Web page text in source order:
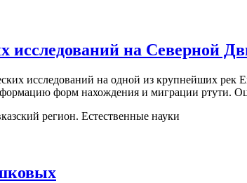
исследований на Северной
исследований на одной из крупнейших
форм нахождения и миграции ртути.
регион. Естественные науки